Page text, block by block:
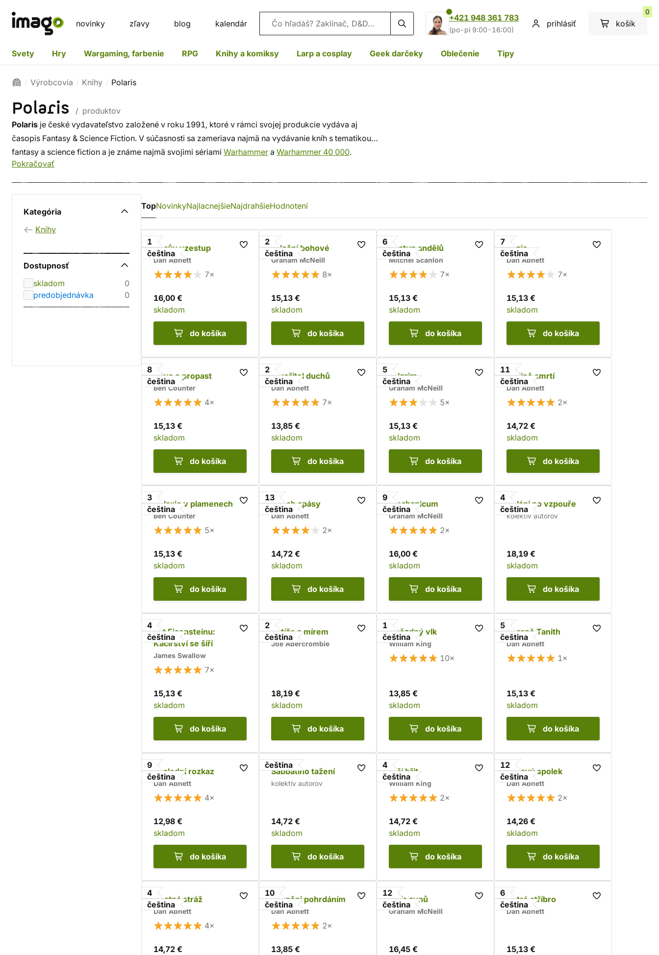
novinky zľavy blog kalendár Vyhľadávanie
+421 948 361 783
(po-pi 9:00-16:00)
prihlásiť košík
0
Svety Hry Wargaming, farbenie RPG Knihy a komiksy Larp a cosplay Geek darčeky Oblečenie Tipy
Výrobcovia Knihy Polaris
Polaris
/ produktov
Polaris je české vydavateľstvo založené v roku 1991, ktoré v rámci svojej produkcie vydáva aj
časopis Fantasy & Science Fiction. V súčasnosti sa zameriava najmä na vydávanie kníh s tematikou
fantasy a science fiction a je známe najmä svojimi sériami Warhammer a Warhammer 40 000.
Pokračovať
Kategória
Knihy
Dostupnosť
skladom
0
predobjednávka
0
TopNovinkyNajlacnejšieNajdrahšieHodnotení
1
čeština
Horův vzestup
Dan Abnett
7×
16,00 €
skladom
do košíka
2
čeština
Falešní bohové
Graham McNeill
8×
15,13 €
skladom
do košíka
6
čeština
Sestup andělů
Mitchel Scanlon
7×
15,13 €
skladom
do košíka
7
čeština
Legie
Dan Abnett
7×
15,13 €
skladom
do košíka
8
čeština
Bitva o propast
Ben Counter
4×
15,13 €
skladom
do košíka
2
čeština
Stvořitel duchů
Dan Abnett
7×
13,85 €
skladom
do košíka
5
čeština
Fulgrim
Graham McNeill
5×
15,13 €
skladom
do košíka
11
čeština
Jedině smrtí
Dan Abnett
2×
14,72 €
skladom
do košíka
3
čeština
Galaxie v plamenech
Ben Counter
5×
15,13 €
skladom
do košíka
13
čeština
Dosah spásy
Dan Abnett
2×
14,72 €
skladom
do košíka
9
čeština
Mechanicum
Graham McNeill
2×
16,00 €
skladom
do košíka
4
čeština
Volání po vzpouře
kolektív autorov
18,19 €
skladom
do košíka
4
čeština
Let Eisensteinu:
Kacířství se šíří
James Swallow
7×
15,13 €
skladom
do košíka
2
čeština
Potíže s mírem
Joe Abercrombie
18,19 €
skladom
do košíka
1
čeština
Hvězdný vlk
William King
10×
13,85 €
skladom
do košíka
5
čeština
Zbraně Tanith
Dan Abnett
1×
15,13 €
skladom
do košíka
9
čeština
Poslední rozkaz
Dan Abnett
4×
12,98 €
skladom
do košíka
čeština
Sabbatino tažení
kolektív autorov
14,72 €
skladom
do košíka
4
čeština
Vlčí břit
William King
2×
14,72 €
skladom
do košíka
12
čeština
Krvavý spolek
Dan Abnett
2×
14,26 €
skladom
do košíka
4
čeština
Čestná stráž
Dan Abnett
4×
14,72 €
10
čeština
Obrněni pohrdáním
Dan Abnett
2×
13,85 €
12
čeština
Tisíc synů
Graham McNeill
16,45 €
6
čeština
Ostré stříbro
Dan Abnett
15,13 €